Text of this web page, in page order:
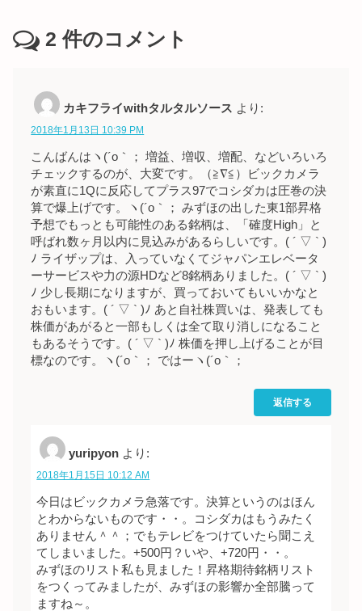
2 件のコメント
カキフライwithタルタルソース より:
2018年1月13日 10:39 PM
こんばんはヽ(´o｀； 増益、増収、増配、などいろいろ
チェックするのが、大変です。（≧∇≦）ビックカメラ
が素直に1Qに反応してプラス97でコシダカは圧巻の決
算で爆上げです。ヽ(´o｀； みずほの出した東1部昇格
予想でもっとも可能性のある銘柄は、「確度High」と
呼ばれ数ヶ月以内に見込みがあるらしいです。( ´ ▽ ` )
ﾉ ライザップは、入っていなくてジャパンエレベータ
ーサービスや力の源HDなど8銘柄ありました。( ´ ▽ ` )
ﾉ 少し長期になりますが、買っておいてもいいかなと
おもいます。( ´ ▽ ` )ﾉ あと自社株買いは、発表しても
株価があがると一部もしくは全て取り消しになること
もあるそうです。( ´ ▽ ` )ﾉ 株価を押し上げることが目
標なのです。ヽ(´o｀； ではーヽ(´o｀；
返信する
yuripyon より:
2018年1月15日 10:12 AM
今日はビックカメラ急落です。決算というのはほん
とわからないものです・・。コシダカはもうみたく
ありません＾＾；でもテレビをつけていたら聞こえ
てしまいました。+500円？いや、+720円・・。
みずほのリスト私も見ました！昇格期待銘柄リスト
をつくってみましたが、みずほの影響か全部騰って
ますね～。